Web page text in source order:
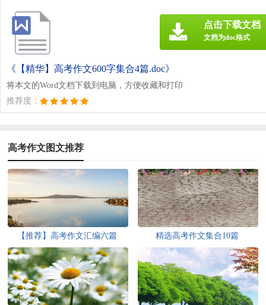
《【精华】高考作文600字集合4篇.doc》
将本文的Word文档下载到电脑，方便收藏和打印
推荐度：
点击下载文档
文档为doc格式
高考作文图文推荐
【推荐】高考作文汇编六篇 精选高考作文集合10篇